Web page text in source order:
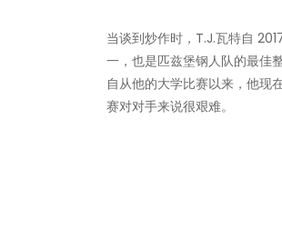
当谈到炒作时，T.J.瓦特自
一，也是匹兹堡钢人队的最佳
自从他的大学比赛以来，他现
赛对对手来说很艰难。